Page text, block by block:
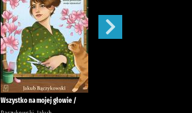
Wszystko na mojej głowie /